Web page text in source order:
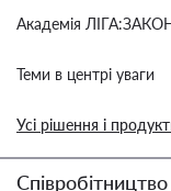
Академія
Теми в центрі уваги
Усі рішення і
Співробітництво